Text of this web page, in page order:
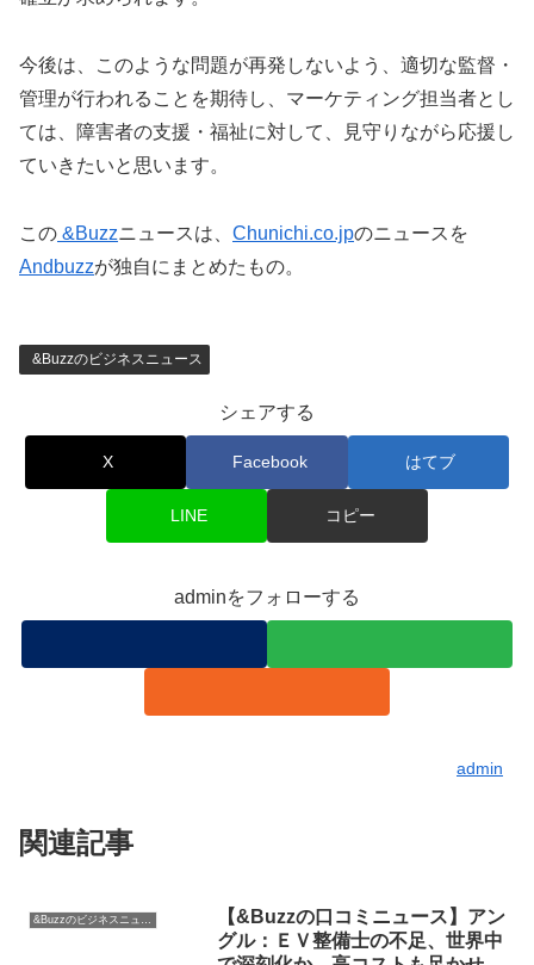
今後は、このような問題が再発しないよう、適切な監督・
管理が行われることを期待し、マーケティング担当者とし
ては、障害者の支援・福祉に対して、見守りながら応援し
ていきたいと思います。
この &Buzzニュースは、 Chunichi.co.jpのニュースを
Andbuzzが独自にまとめたもの。
&Buzzのビジネスニュース
シェアする
X Facebook はてブ
LINE コピー
adminをフォローする
admin
関連記事
【&Buzzの口コミニュース】アン
グル：ＥＶ整備士の不足、世界中